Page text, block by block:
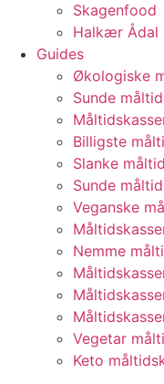
Skagenfood
Halkær Ådal
Guides
Økologiske
Sunde
Billigste
Slanke
Sunde
Veganske
Nemme
Vegetar
Keto